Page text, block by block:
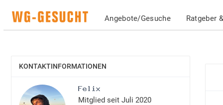
Angebote/Gesuche Ratgeber
KONTAKTINFORMATIONEN
EINBLENDEN
Mitglied seit Juli 2020